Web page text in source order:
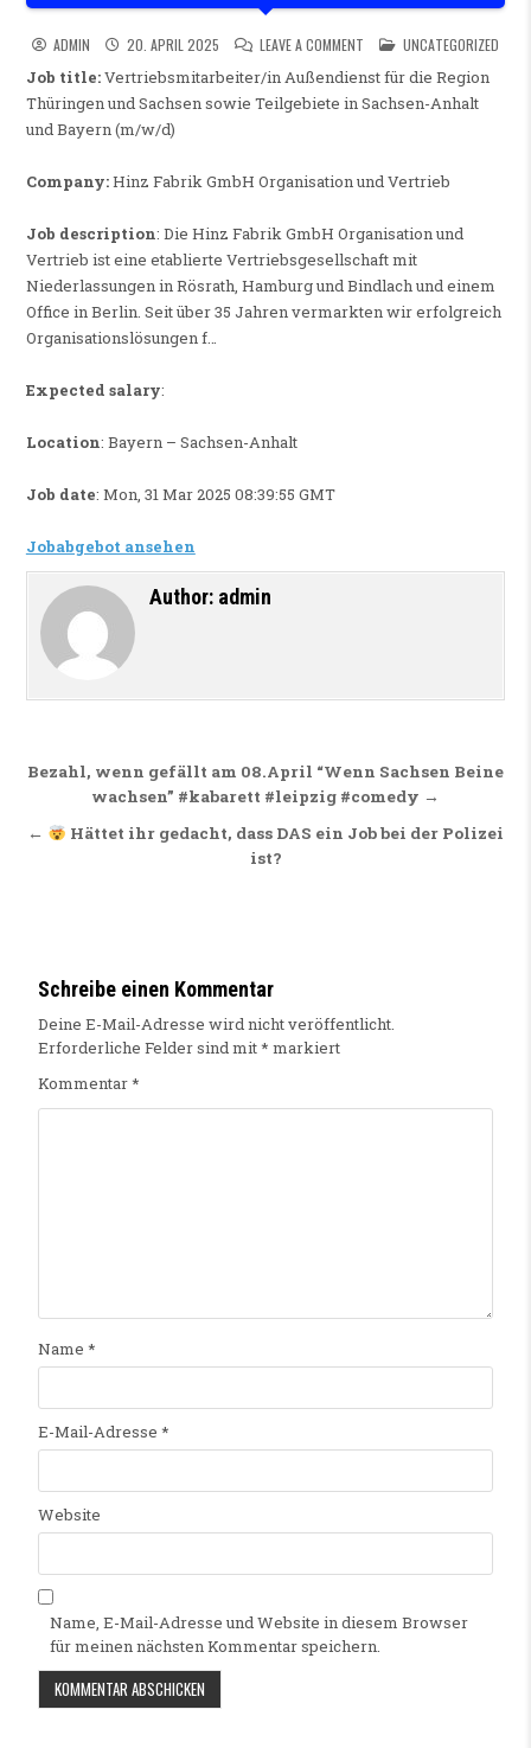
ADMIN 20. APRIL 2025 LEAVE A COMMENT ON POSTED IN
UNCATEGORIZED
Job title:Vertriebsmitarbeiter/in Außendienst für die Region
Thüringen und Sachsen sowie Teilgebiete in Sachsen-Anhalt
und Bayern (m/w/d)
Company:Hinz Fabrik GmbH Organisation und Vertrieb
Job description: Die Hinz Fabrik GmbH Organisation und
Vertrieb ist eine etablierte Vertriebsgesellschaft mit
Niederlassungen in Rösrath, Hamburg und Bindlach und einem
Office in Berlin. Seit über 35 Jahren vermarkten wir erfolgreich
Organisationslösungen f…
Expected salary:
Location: Bayern – Sachsen-Anhalt
Job date: Mon, 31 Mar 2025 08:39:55 GMT
Jobabgebot ansehen
Author: admin
Beitragsnavigation
Bezahl, wenn gefällt am 08.April “Wenn Sachsen Beine
wachsen” #kabarett #leipzig #comedy →
←
Hättet ihr gedacht, dass DAS ein Job bei der Polizei
ist?
Schreibe einen Kommentar
Deine E-Mail-Adresse wird nicht veröffentlicht.
Erforderliche Felder sind mit* markiert
Kommentar*
Name *
E-Mail-Adresse *
Website
Name, E-Mail-Adresse und Website in diesem Browser
für meinen nächsten Kommentar speichern.